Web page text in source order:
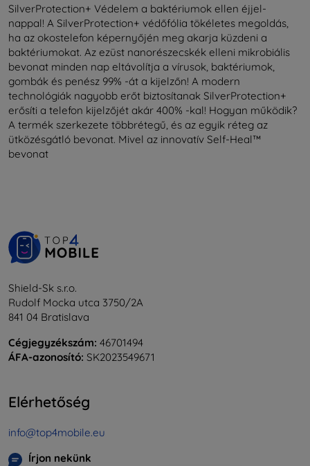
SilverProtection+ Védelem a baktériumok ellen éjjel-
nappal! A SilverProtection+ védőfólia tökéletes megoldás,
ha az okostelefon képernyőjén meg akarja küzdeni a
baktériumokat. Az ezüst nanorészecskék elleni mikrobiális
bevonat minden nap eltávolítja a vírusok, baktériumok,
gombák és penész 99% -át a kijelzőn! A modern
technológiák nagyobb erőt biztosítanak SilverProtection+
erősíti a telefon kijelzőjét akár 400% -kal! Hogyan működik?
A termék szerkezete többrétegű, és az egyik réteg az
ütközésgátló bevonat. Mivel az innovatív Self-Heal™
bevonat
Shield-Sk s.r.o.
Rudolf Mocka utca 3750/2A
841 04 Bratislava
Cégjegyzékszám: 46701494
ÁFA-azonosító: SK2023549671
Elérhetőség
info@top4mobile.eu
Írjon nekünk